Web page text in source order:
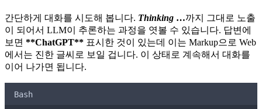
간단하게 대화를 시도해 봅니다. Thinking …까지 그대로 노출
이 되어서 LLM이 추론하는 과정을 엿볼 수 있습니다. 답변에
보면 **ChatGPT** 표시한 것이 있는데 이는 Markup으로 Web
에서는 진한 글씨로 보일 겁니다. 이 상태로 계속해서 대화를
이어 나가면 됩니다.
Bash